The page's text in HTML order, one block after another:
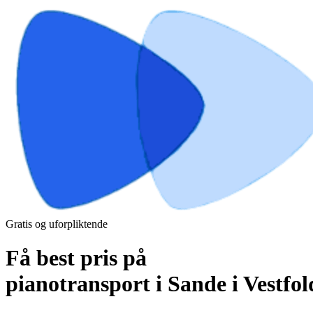
Gratis og uforpliktende
Få best pris på
pianotransport i Sande i